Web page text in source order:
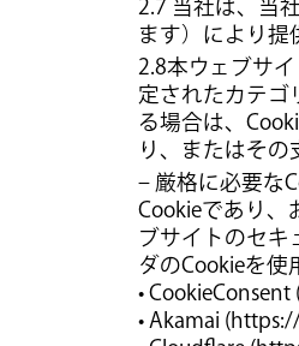
2.7 当社は、当
ます）により提
2.8本ウェブサ
定されたカテゴ
る場合は、
り、またはその
– 厳格に必要な
Cookieであり、
ブサイトのセキ
ダのCookieを使
•
• Akamai